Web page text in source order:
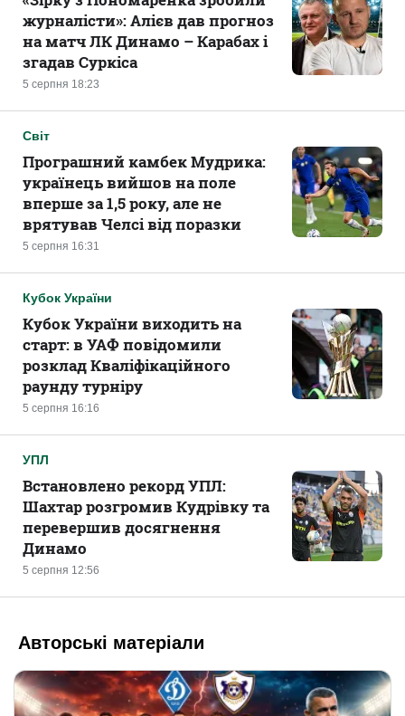
5 серпня 18:23
журналісти»: Алієв дав прогноз
на матч ЛК Динамо – Карабах і
згадав Суркіса
Світ
5 серпня 16:31
Програшний камбек Мудрика:
українець вийшов на поле
вперше за 1,5 року, але не
врятував Челсі від поразки
Кубок України
5 серпня 16:16
Кубок України виходить на
старт: в УАФ повідомили
розклад Кваліфікаційного
раунду турніру
УПЛ
5 серпня 12:56
Встановлено рекорд УПЛ:
Шахтар розгромив Кудрівку та
перевершив досягнення
Динамо
Авторські матеріали